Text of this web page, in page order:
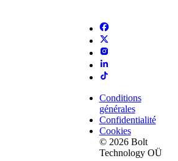
Conditions
générales
Confidentialité
Cookies
© 2026 Bolt
Technology OÜ